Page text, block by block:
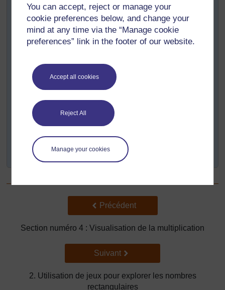
You can accept, reject or manage your
cookie preferences below, and change your
mind at any time via the “Manage cookie
preferences” link in the footer of our website.
Accept all cookies
Reject All
Manage your cookies
soigneusement et essayez la tâche vous-même avant
de la réaliser avec votre classe.
Encouragez chaque élève à participer en demandant
aux groupes de deux de choisir d’abord celui qui sera le
informations, puis d’échanger ces tâches. De cette
manière, vous serez sûr que tous les élèves
participeront.
Vous pouvez aussi distribuer des objets à vos élèves
(des graines ou de petits cailloux) comme pions.
Demandez à des paires d’élèves de trouver des
pions sur chaque ligne et autant de lignes que de
colonnes).
Précédent
Précédent
Section numéro 4 : Visualisation de la multiplication
Suivant
Suivant
2. Utilisation de jeux pour explorer les nombres
rectangulaires